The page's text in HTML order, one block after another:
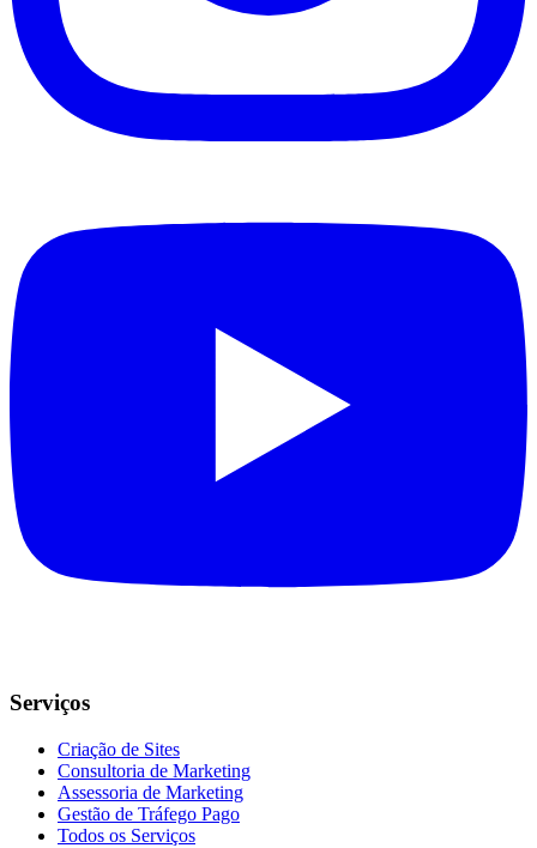
Serviços
Criação de Sites
Consultoria de Marketing
Assessoria de Marketing
Gestão de Tráfego Pago
Todos os Serviços